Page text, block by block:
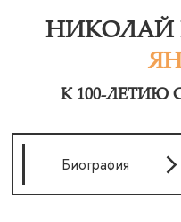
НИКОЛАЙ
К 100-
Биография